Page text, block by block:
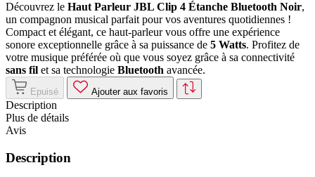
Découvrez le Haut Parleur JBL Clip 4 Étanche Bluetooth Noir,
un compagnon musical parfait pour vos aventures quotidiennes !
Compact et élégant, ce haut-parleur vous offre une expérience
sonore exceptionnelle grâce à sa puissance de 5 Watts. Profitez de
votre musique préférée où que vous soyez grâce à sa connectivité
sans fil et sa technologie Bluetooth avancée.
Epuisé Ajouter aux favoris
Description
Plus de détails
Avis
Description